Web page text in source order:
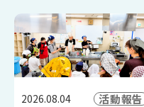
2026.08.04 活動報告